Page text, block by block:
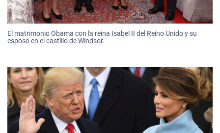
El matrimonio Obama con la reina Isabel II del Reino Unido y su
esposo en el castillo de Windsor.